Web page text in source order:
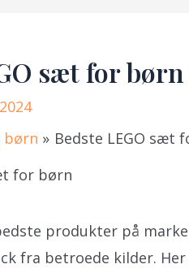
sæt for børn
børn Bedste LEGO sæt
produkter på
fra betroede kilder.